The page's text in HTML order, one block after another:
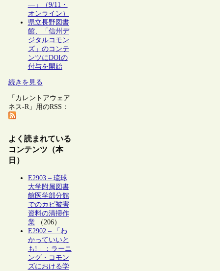
―」（9/11・
オンライン）
県立長野図書
館、「信州デ
ジタルコモン
ズ」のコンテ
ンツにDOIの
付与を開始
続きを見る
「カレントアウェア
ネス-R」用のRSS：
よく読まれている
コンテンツ（本
日）
E2903 – 琉球
大学附属図書
館医学部分館
でのカビ被害
資料の清掃作
業（206）
E2902 – 「わ
かっていいと
も!」：ラーニ
ング・コモン
ズにおける学